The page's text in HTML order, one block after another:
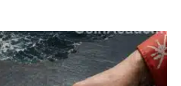
un accord avec Oman sur une